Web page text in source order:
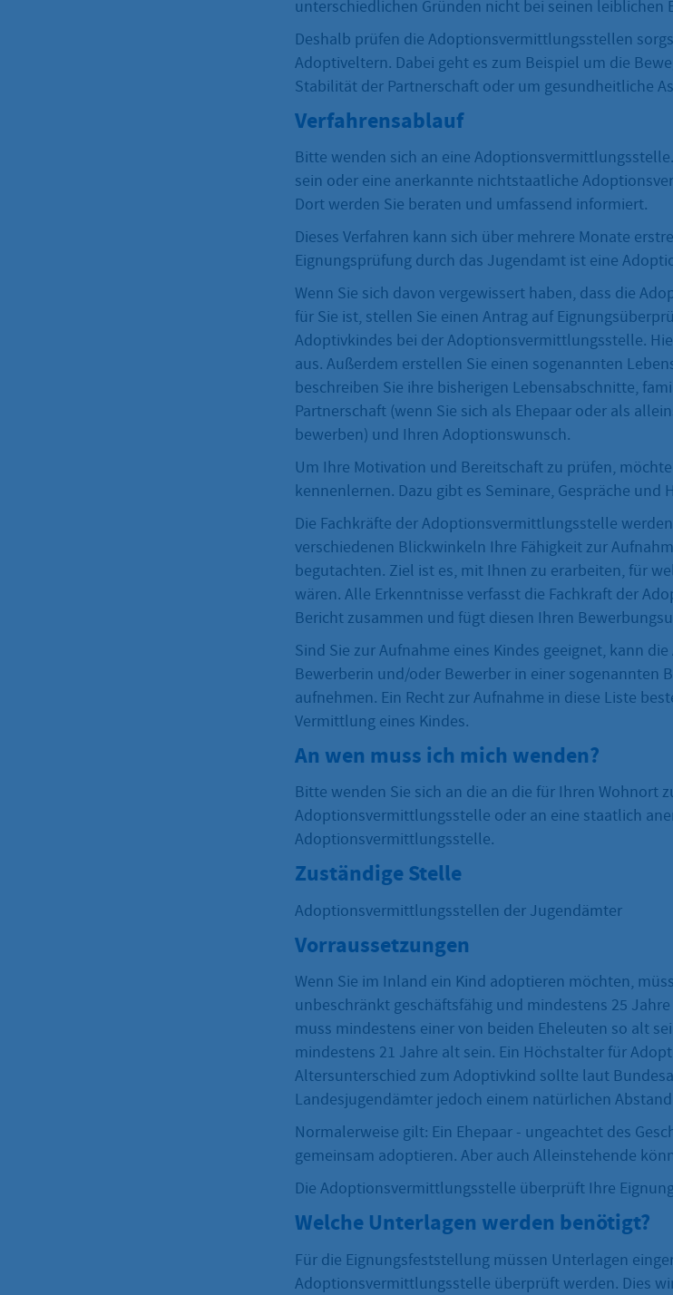
unterschiedlichen Gründen nicht bei seinen leiblichen
Deshalb prüfen die Adoptionsvermittlungsstellen
Adoptiveltern. Dabei geht es zum Beispiel um die
Stabilität der Partnerschaft oder um gesundheitliche
Verfahrensablauf
Bitte wenden sich an eine
sein oder eine anerkannte nichtstaatliche
Dort werden Sie beraten und umfassend informiert.
Dieses Verfahren kann sich über mehrere Monate
Eignungsprüfung durch das Jugendamt ist eine
Wenn Sie sich davon vergewissert haben, dass die
für Sie ist, stellen Sie einen Antrag auf
Adoptivkindes bei der Adoptionsvermittlungsstelle.
aus. Außerdem erstellen Sie einen sogenannten
beschreiben Sie ihre bisherigen Lebensabschnitte,
Partnerschaft (wenn Sie sich als Ehepaar oder als
bewerben) und Ihren Adoptionswunsch.
Um Ihre Motivation und Bereitschaft zu prüfen,
kennenlernen. Dazu gibt es Seminare, Gespräche und
Die Fachkräfte der Adoptionsvermittlungsstelle
verschiedenen Blickwinkeln Ihre Fähigkeit zur
begutachten. Ziel ist es, mit Ihnen zu erarbeiten, für
wären. Alle Erkenntnisse verfasst die Fachkraft der
Bericht zusammen und fügt diesen Ihren
Sind Sie zur Aufnahme eines Kindes geeignet, kann
Bewerberin und/oder Bewerber in einer sogenannten
aufnehmen. Ein Recht zur Aufnahme in diese Liste
Vermittlung eines Kindes.
An wen muss ich mich wenden?
Bitte wenden Sie sich an die an die für Ihren Wohnort
Adoptionsvermittlungsstelle oder an eine staatlich
Adoptionsvermittlungsstelle.
Zuständige Stelle
Adoptionsvermittlungsstellen der Jugendämter
Vorraussetzungen
Wenn Sie im Inland ein Kind adoptieren möchten,
unbeschränkt geschäftsfähig und mindestens 25
muss mindestens einer von beiden Eheleuten so alt
mindestens 21 Jahre alt sein. Ein Höchstalter für
Altersunterschied zum Adoptivkind sollte laut
Landesjugendämter jedoch einem natürlichen
Normalerweise gilt: Ein Ehepaar - ungeachtet des
gemeinsam adoptieren. Aber auch Alleinstehende
Die Adoptionsvermittlungsstelle überprüft Ihre
Welche Unterlagen werden benötigt?
Für die Eignungsfeststellung müssen Unterlagen
Adoptionsvermittlungsstelle überprüft werden. Dies